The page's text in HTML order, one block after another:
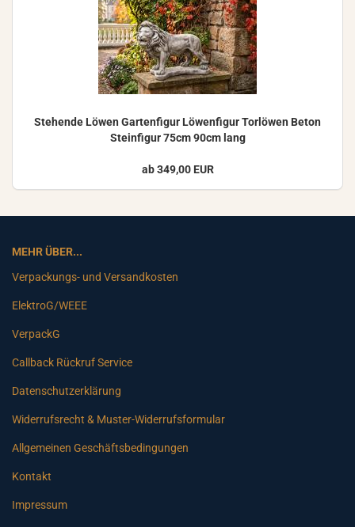
Ste­hen­de Löwen Gar­ten­fi­gur Lö­wen­fi­gur Tor­lö­wen Beton
Stein­fi­gur 75cm 90cm lang
ab 349,00 EUR
MEHR ÜBER...
Verpackungs- und Versandkosten
ElektroG/WEEE
VerpackG
Callback Rückruf Service
Datenschutzerklärung
Widerrufsrecht & Muster-Widerrufsformular
Allgemeinen Geschäftsbedingungen
Kontakt
Impressum